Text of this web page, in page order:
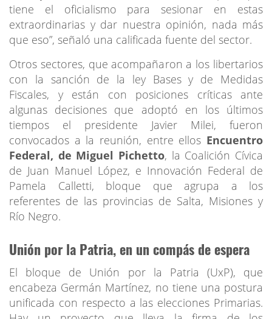
tiene el oficialismo para sesionar en estas
extraordinarias y dar nuestra opinión, nada más
que eso”, señaló una calificada fuente del sector.
Otros sectores, que acompañaron a los libertarios
con la sanción de la ley Bases y de Medidas
Fiscales, y están con posiciones críticas ante
algunas decisiones que adoptó en los últimos
tiempos el presidente Javier Milei, fueron
convocados a la reunión, entre ellos Encuentro
Federal, de Miguel Pichetto, la Coalición Cívica
de Juan Manuel López, e Innovación Federal de
Pamela Calletti, bloque que agrupa a los
referentes de las provincias de Salta, Misiones y
Río Negro.
Unión por la Patria, en un compás de espera
El bloque de Unión por la Patria (UxP), que
encabeza Germán Martínez, no tiene una postura
unificada con respecto a las elecciones Primarias.